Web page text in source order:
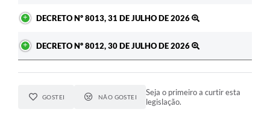
DECRETO Nº 8013, 31 DE JULHO DE 2026
DECRETO Nº 8012, 30 DE JULHO DE 2026
GOSTEI NÃO GOSTEI
Seja o primeiro a curtir esta
legislação.